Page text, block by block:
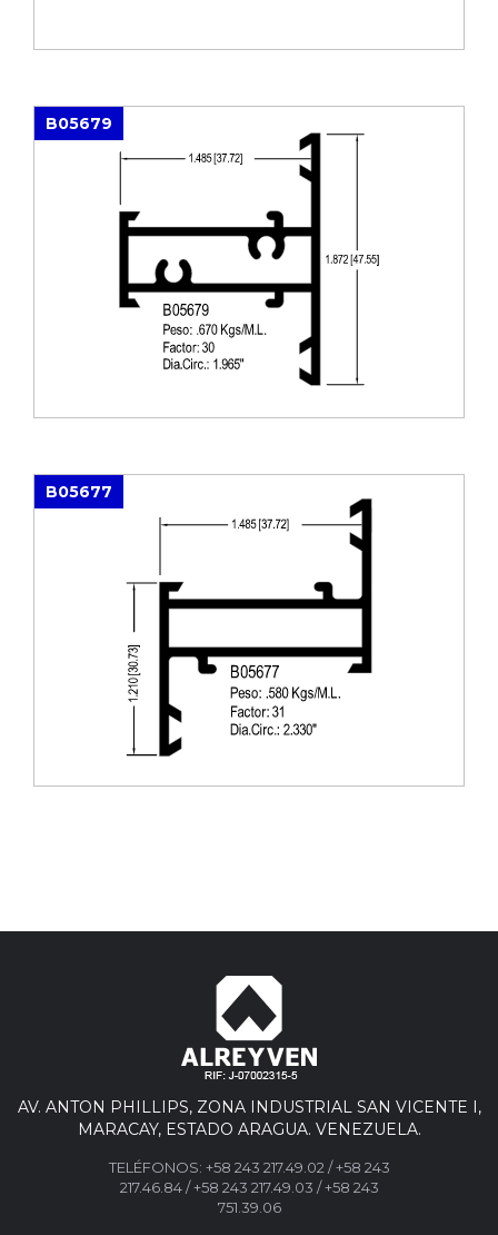
B05679
B05677
AV. ANTON PHILLIPS, ZONA INDUSTRIAL SAN VICENTE I,
MARACAY, ESTADO ARAGUA. VENEZUELA.
TELÉFONOS: +58 243 217.49.02 /+58 243
217.46.84/+58 243 217.49.03 /+58 243
751.39.06